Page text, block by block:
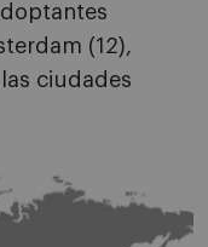
(12),
ciudades